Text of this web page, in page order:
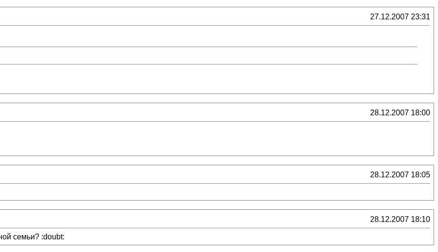
27.12.2007 23:31
28.12.2007 18:00
28.12.2007 18:05
28.12.2007 18:10
семьи? :doubt: